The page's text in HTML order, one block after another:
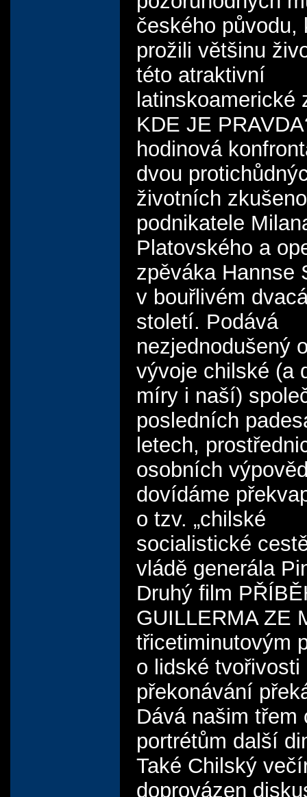
českého původu,
prožili většinu
této atraktivní
latinskoamerické
KDE JE
hodinová
dvou
životních
podnikatele
Platovského a
zpěváka Hannse
v bouřlivém
století. Podává
nezjednodušený
vývoje chilské (a
míry i naší)
posledních
letech,
osobních
dovídáme
o tzv. „chilské
socialistické
vládě generála
Druhý film
GUILLERMA ZE
třicetiminutovým
o lidské tvořivosti
překonávání
Dává našim třem
portrétům další
Také Chilský
doprovázen